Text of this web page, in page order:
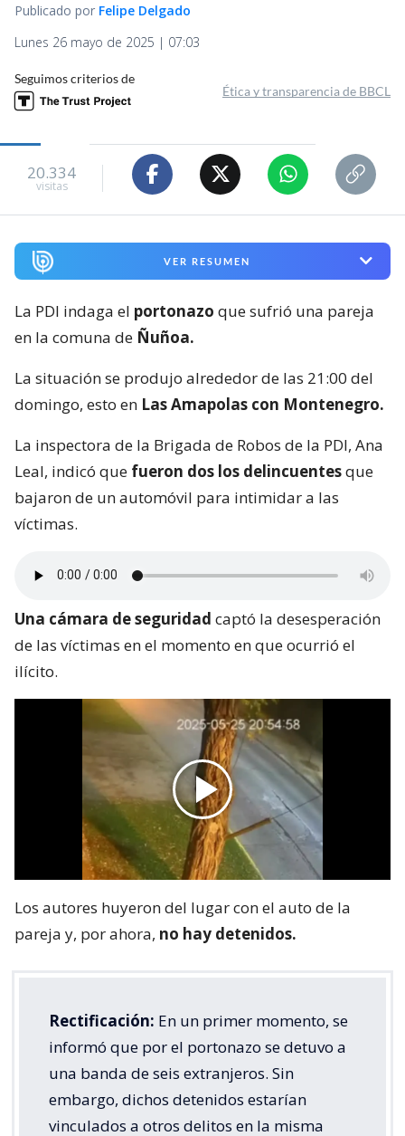
Publicado por Felipe Delgado
Lunes 26 mayo de 2025 | 07:03
Seguimos criterios de
Ética y transparencia de BBCL
20.334
visitas
VER RESUMEN
La PDI indaga el portonazo que sufrió una pareja
en la comuna de Ñuñoa.
La situación se produjo alrededor de las 21:00 del
domingo, esto en Las Amapolas con Montenegro.
La inspectora de la Brigada de Robos de la PDI, Ana
Leal, indicó que fueron dos los delincuentesque
bajaron de un automóvil para intimidar a las
víctimas.
Una cámara de seguridad captó la desesperación
de las víctimas en el momento en que ocurrió el
ilícito.
Los autores huyeron del lugar con el auto de la
pareja y, por ahora, no hay detenidos.
Rectificación: En un primer momento, se
informó que por el portonazo se detuvo a
una banda de seis extranjeros. Sin
embargo, dichos detenidos estarían
vinculados a otros delitos en la misma